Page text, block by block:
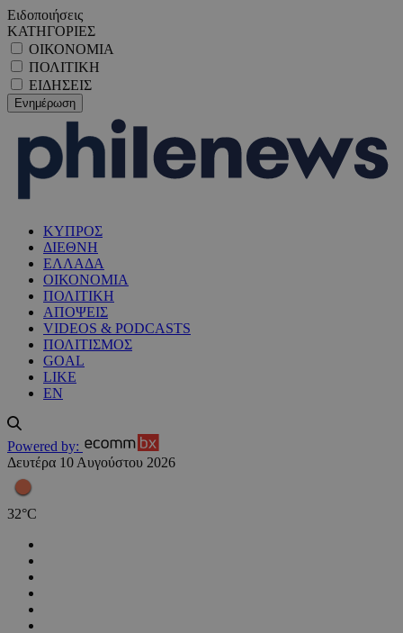
Ειδοποιήσεις
ΚΑΤΗΓΟΡΙΕΣ
ΟΙΚΟΝΟΜΙΑ
ΠΟΛΙΤΙΚΗ
ΕΙΔΗΣΕΙΣ
ΚΥΠΡΟΣ
ΔΙΕΘΝΗ
ΕΛΛΑΔΑ
ΟΙΚΟΝΟΜΙΑ
ΠΟΛΙΤΙΚΗ
ΑΠΟΨΕΙΣ
VIDEOS & PODCASTS
ΠΟΛΙΤΙΣΜΟΣ
GOAL
LIKE
EN
Powered by:
Δευτέρα 10 Αυγούστου 2026
32°C